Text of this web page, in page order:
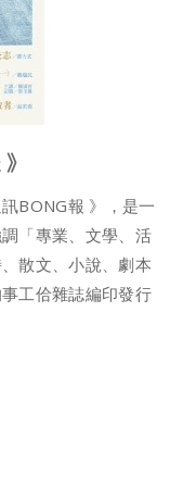
BONG報 》，是一
「專業、文學、活
散文、小說、劇本
工佮雜誌編印發行